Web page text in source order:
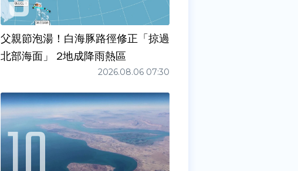
父親節泡湯！白海豚路徑修正「掠過
北部海面」 2地成降雨熱區
2026.08.06 07:30